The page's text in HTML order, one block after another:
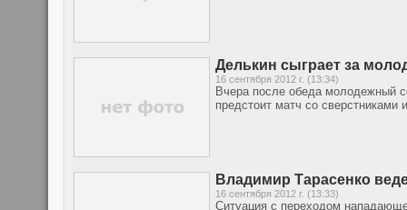
Делькин сыграет за
16 сентября 2012 г. (13:34)
Вчера после обеда молодежный
предстоит матч со сверстниками
Владимир Тарасенко
16 сентября 2012 г. (13:33)
Ситуация с переходом